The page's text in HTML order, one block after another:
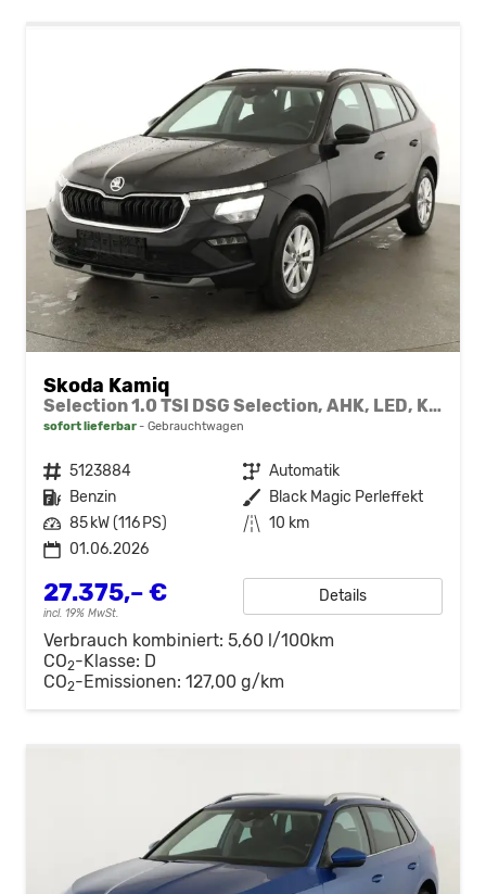
Skoda Kamiq
Selection 1.0 TSI DSG Selection, AHK, LED, Kamera, Winter, 16-Zoll, 4 J.-Garantie
sofort lieferbar Gebrauchtwagen
Fahrzeugnr. 5123884 Getriebe Automatik
Kraftstoff Benzin Außenfarbe Black Magic Perleffekt
Leistung 85 kW (116 PS) Kilometerstand 10 km
01.06.2026
27.375,– €
incl. 19% MwSt.
Details
Verbrauch kombiniert: 5,60 l/100km
CO2-Klasse: D
CO2-Emissionen: 127,00 g/km